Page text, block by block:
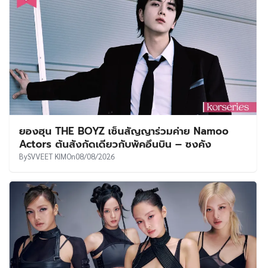
ยองฮุน THE BOYZ เซ็นสัญญาร่วมค่าย Namoo
Actors ต้นสังกัดเดียวกับพัคอึนบิน – ซงคัง
BySVVEET KIMOn08/08/2026